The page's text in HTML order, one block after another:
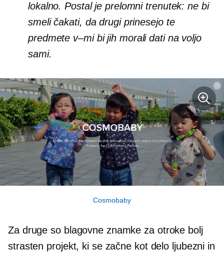
lokalno. Postal je prelomni trenutek: ne bi
smeli čakati, da drugi prinesejo te
predmete v–mibi jih morali dati na voljo
sami.
Cosmobaby
Za druge so blagovne znamke za otroke bolj
strasten projekt, ki se začne kot delo ljubezni in